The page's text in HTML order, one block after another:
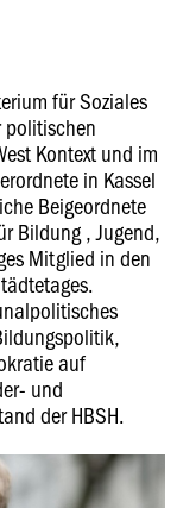
für Soziales
politischen
Kontext und im
in Kassel
Beigeordnete
Bildung , Jugend,
Mitglied in den
auf
und
der HBSH.